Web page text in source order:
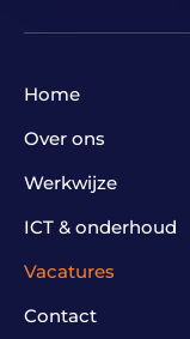
Home
Over ons
Werkwijze
ICT & onderhoud
Vacatures
Contact